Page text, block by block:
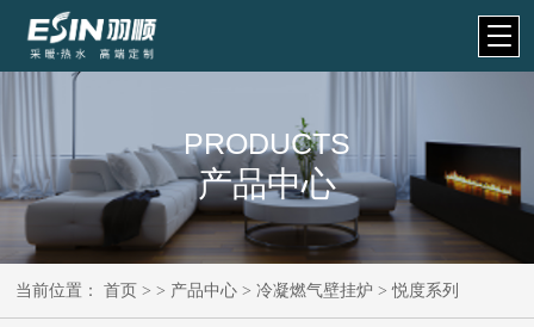
PRODUCTS
产品中心
当前位置：首页 > > 产品中心 >冷凝燃气壁挂炉 >悦度系列